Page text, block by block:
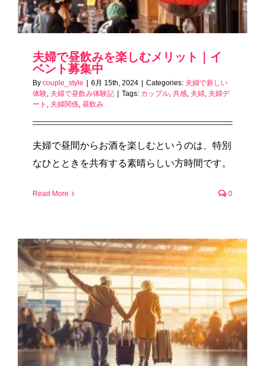
夫婦で昼飲みを楽しむメリット｜イ
ベント募集中
By couple_style 6月 15th, 2024 Categories: 夫婦で新しい
体験, 夫婦で昼飲み体験記 Tags: カップル, 共感, 夫婦, 夫婦デ
ート , 夫婦関係, 昼飲み
夫婦で昼間からお酒を楽しむというのは、特別
なひとときを共有する素晴らしい方時間です。
Read More 0